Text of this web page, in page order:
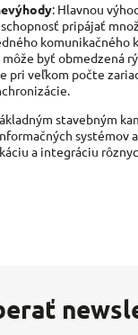
: Hlavnou
pripájať
komunikačného
byť obmedzená
pri veľkom počte
stavebným
systémov
a integráciu